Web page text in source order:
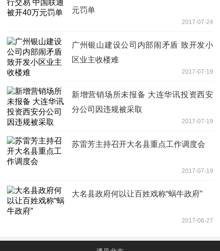
元罚单
2017-07-24
广州银山建设公司内部闹矛盾 致开发小
区业主收楼难
2017-07-19
新增营销场所未报备 大连华讯投资西安
分公司因违规被采取
2017-07-19
苏雷芳主持召开大名县重点工作调度会
2017-07-19
大名县政府何以让百姓戏称“蜗牛政府”
2017-06-27